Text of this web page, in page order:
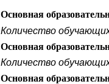
Основная
Количество
Основная
Количество
Основная